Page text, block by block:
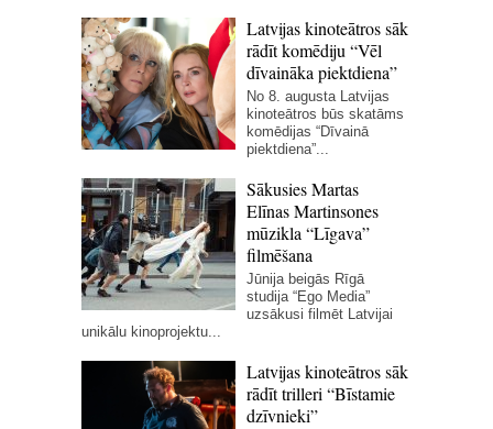
Latvijas kinoteātros sāk
rādīt komēdiju “Vēl
dīvaināka piektdiena”
No 8. augusta Latvijas
kinoteātros būs skatāms
komēdijas “Dīvainā
piektdiena”...
Sākusies Martas
Elīnas Martinsones
mūzikla “Līgava”
filmēšana
Jūnija beigās Rīgā
studija “Ego Media”
uzsākusi filmēt Latvijai
unikālu kinoprojektu...
Latvijas kinoteātros sāk
rādīt trilleri “Bīstamie
dzīvnieki”